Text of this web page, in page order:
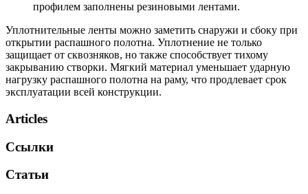
профилем заполнены резиновыми лентами.
Уплотнительные ленты можно заметить снаружи и сбоку при
открытии распашного полотна. Уплотнение не только
защищает от сквозняков, но также способствует тихому
закрыванию створки. Мягкий материал уменьшает ударную
нагрузку распашного полотна на раму, что продлевает срок
эксплуатации всей конструкции.
Articles
Ссылки
Статьи